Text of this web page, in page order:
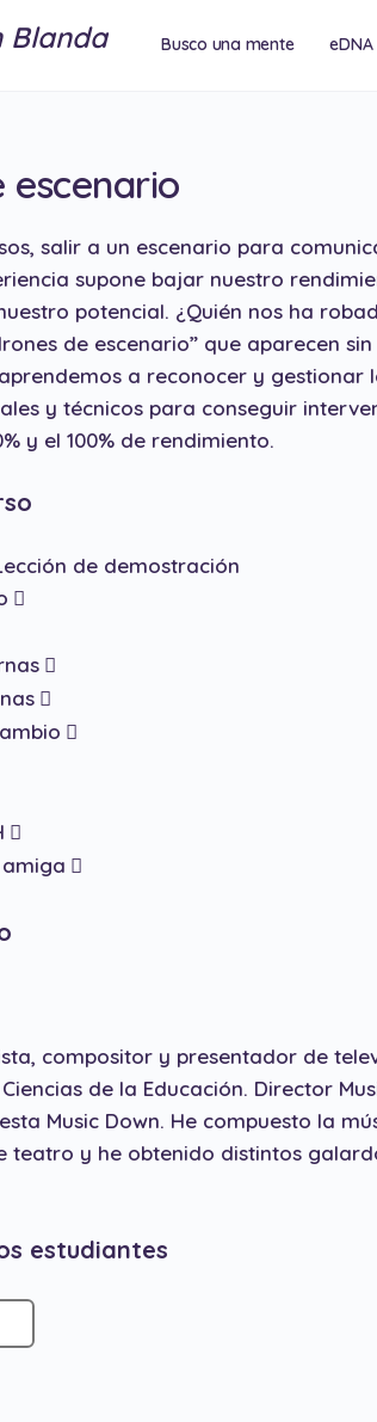
Busco una mente eDNA
escenario
salir a un escenario para
supone bajar nuestro
potencial. ¿Quién nos ha
de escenario” que aparecen sin
a reconocer y gestionar
y técnicos para conseguir
y el 100% de rendimiento.
de demostración
compositor y presentador de
de la Educación. Director
Music Down. He compuesto la
teatro y he obtenido distintos
estudiantes